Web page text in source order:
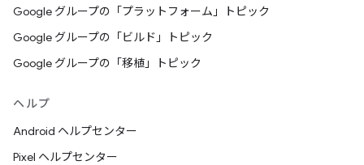
Google グループの「プラットフォーム」トピック
Google グループの「ビルド」トピック
Google グループの「移植」トピック
ヘルプ
Android ヘルプセンター
Pixel ヘルプセンター